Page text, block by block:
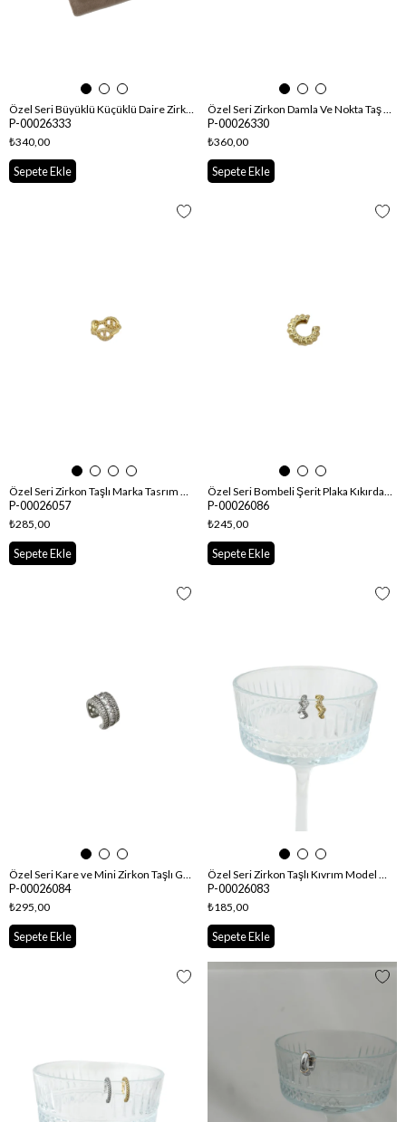
Özel Seri Büyüklü Küçüklü Daire Zirkon Taşlı Çiçek Figür Kıkırdak Küpe
P-00026333
₺340,00
Sepete Ekle
Özel Seri Zirkon Damla Ve Nokta Taş Detay Çoklu Görünüm Kıkırdaklı Küpe
P-00026330
₺360,00
Sepete Ekle
Özel Seri Zirkon Taşlı Marka Tasrım Kıkırdak Küpe
P-00026057
₺285,00
Sepete Ekle
Özel Seri Bombeli Şerit Plaka Kıkırdak Küpe
P-00026086
₺245,00
Sepete Ekle
Özel Seri Kare ve Mini Zirkon Taşlı Gümüş Renk Kıkırdak Küpe
P-00026084
₺295,00
Sepete Ekle
Özel Seri Zirkon Taşlı Kıvrım Model Kıkırdak Küpe
P-00026083
₺185,00
Sepete Ekle